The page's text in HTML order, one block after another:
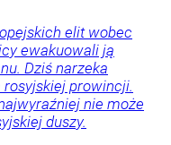
elit wobec
ewakuowali ją
Dziś narzeka
prowincji.
nie może
duszy.